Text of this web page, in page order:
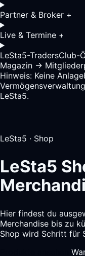
Partner & Broker +
Live & Termine +
LeSta5-TradersClub-
Magazin →
Hinweis: Keine
LeSta5.
LeSta5 · Shop
LeSta5
Hier findest du
Merchandise bis zu
Shop wird Schritt für